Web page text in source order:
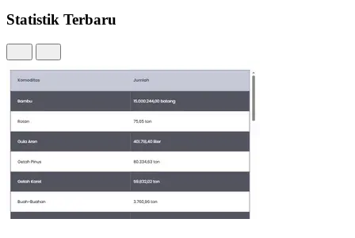
Statistik Terbaru